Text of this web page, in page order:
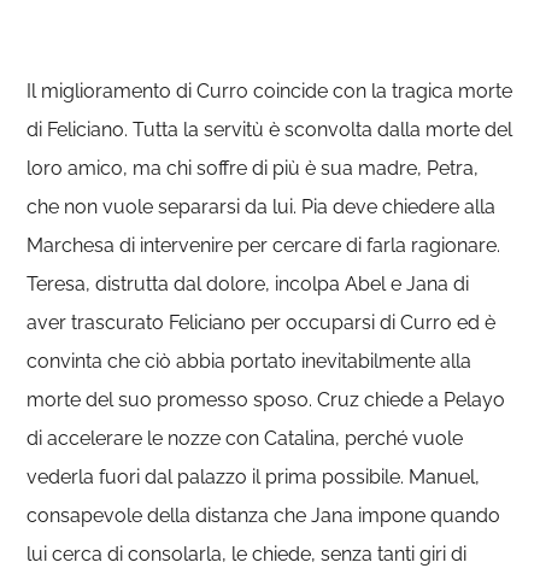
Il miglioramento di Curro coincide con la tragica morte
di Feliciano. Tutta la servitù è sconvolta dalla morte del
loro amico, ma chi soffre di più è sua madre, Petra,
che non vuole separarsi da lui. Pia deve chiedere alla
Marchesa di intervenire per cercare di farla ragionare.
Teresa, distrutta dal dolore, incolpa Abel e Jana di
aver trascurato Feliciano per occuparsi di Curro ed è
convinta che ciò abbia portato inevitabilmente alla
morte del suo promesso sposo. Cruz chiede a Pelayo
di accelerare le nozze con Catalina, perché vuole
vederla fuori dal palazzo il prima possibile. Manuel,
consapevole della distanza che Jana impone quando
lui cerca di consolarla, le chiede, senza tanti giri di